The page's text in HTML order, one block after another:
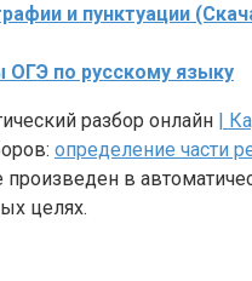
и пунктуации
ОГЭ по русскому языку
разбор онлайн |
определение части
произведен в
целях.